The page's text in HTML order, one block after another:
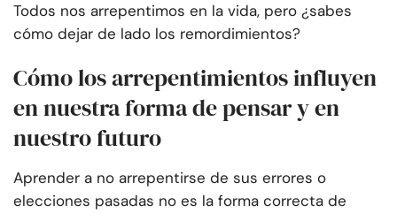
Todos nos arrepentimos en la vida, pero ¿sabes
cómo dejar de lado los remordimientos?
Cómo los arrepentimientos influyen
en nuestra forma de pensar y en
nuestro futuro
Aprender a no arrepentirse de sus errores o
elecciones pasadas no es la forma correcta de